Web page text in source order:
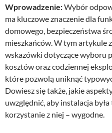
Wprowadzenie:Wybór
ma kluczowe znaczenie dla
domowego, bezpieczeństwa
mieszkańców. W tym artykule
wskazówki dotyczące wyboru
kosztów oraz codziennej
które pozwolą uniknąć
Dowiesz się także, jakie
uwzględnić, aby instalacja
korzystanie z niej – wygodne.